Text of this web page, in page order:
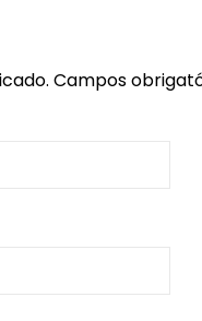
Campos